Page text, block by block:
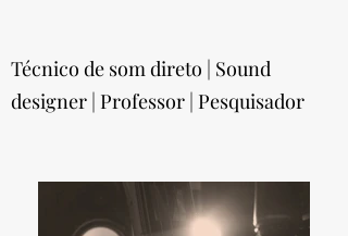
Técnico de som direto | Sound
designer | Professor | Pesquisador